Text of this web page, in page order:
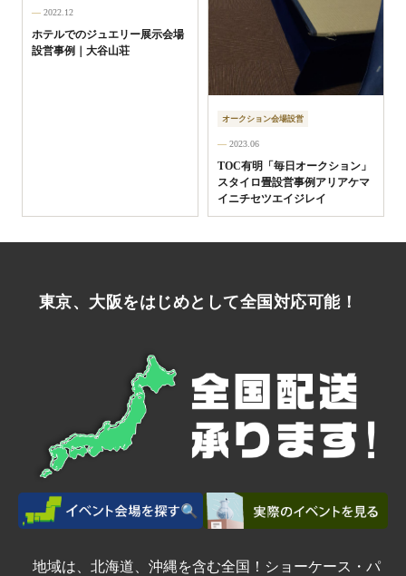
2022.12
ホテルでのジュエリー展示会場
設営事例｜大谷山荘
オークション会場設営
2023.06
TOC有明「毎日オークション」
スタイロ畳設営事例アリアケマ
イニチセツエイジレイ
東京、大阪をはじめとして全国対応可能！
地域は、北海道、沖縄を含む全国！ショーケース・パ